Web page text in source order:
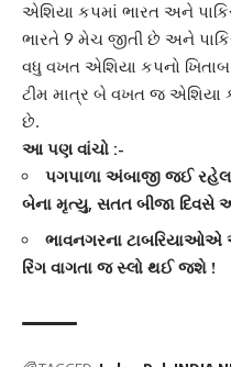
એશિયા કપમાં ભારત અને
ભારતે 9 મેચ જીતી છે અને
વધુ વખત એશિયા કપનો
ટીમ માત્ર બે વખત જ એશિયા
છે.
આ પણ વાંચો :-
પગપાળા અંબાજી જઈ
બેના મૃત્યુ, સતત બીજા દિવસે
ભાવનગરના
રિંગ વાગતા જ સ્લો થઈ જશે !